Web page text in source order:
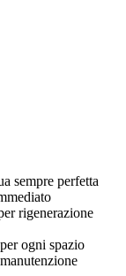
sempre perfetta
rigenerazione
ogni spazio